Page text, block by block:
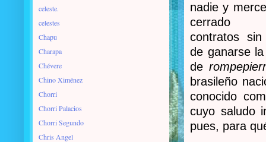
nadie y
cerrado
contratos sin
de ganarse
de
brasileño
conocido
cuyo saludo
pues, para
celeste.
celestes
Chapu
Charapa
Chévere
Chino Ximénez
Chorri
Chorri Palacios
Chorri Segundo
Chris Angel